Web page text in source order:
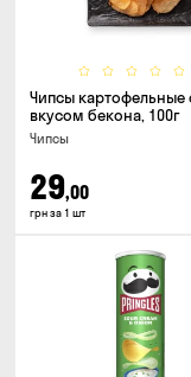
Чипсы картофельные
вкусом бекона, 100г
Чипсы
29,00
грн за 1 шт